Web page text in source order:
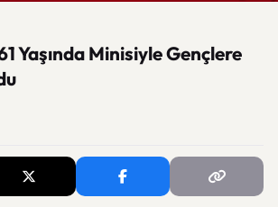
Yaşında Minisiyle Gençlere